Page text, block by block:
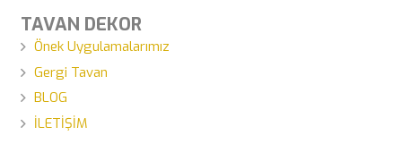
TAVAN DEKOR
Önek Uygulamalarımız
Gergi Tavan
BLOG
İLETİŞİM